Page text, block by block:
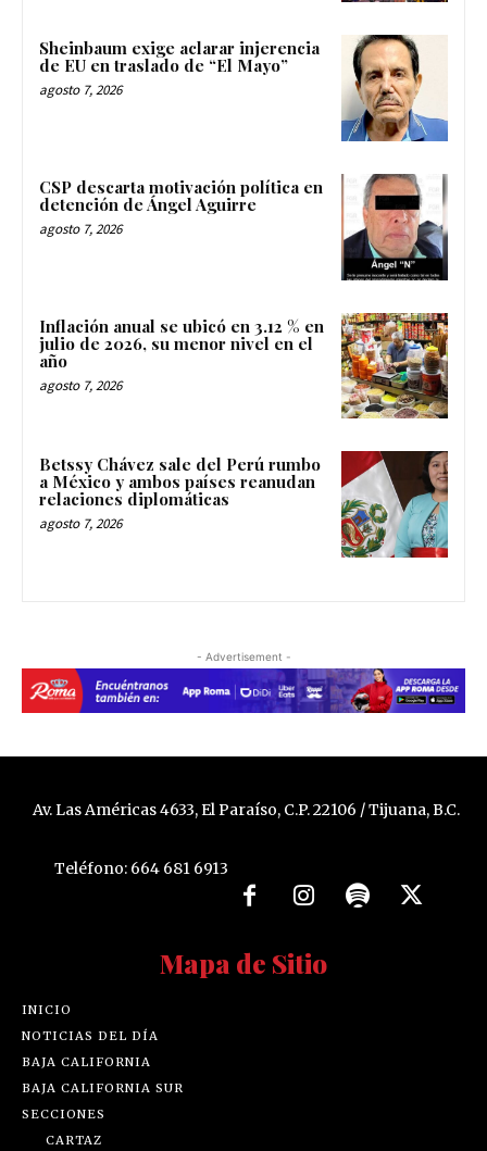
Sheinbaum exige aclarar injerencia
de EU en traslado de “El Mayo”
agosto 7, 2026
CSP descarta motivación política en
detención de Ángel Aguirre
agosto 7, 2026
Inflación anual se ubicó en 3.12 % en
julio de 2026, su menor nivel en el
año
agosto 7, 2026
Betssy Chávez sale del Perú rumbo
a México y ambos países reanudan
relaciones diplomáticas
agosto 7, 2026
- Advertisement -
Av. Las Américas 4633, El Paraíso, C.P. 22106 / Tijuana, B.C.
Teléfono: 664 681 6913
Mapa de Sitio
INICIO
NOTICIAS DEL DÍA
BAJA CALIFORNIA
BAJA CALIFORNIA SUR
SECCIONES
CARTAZ